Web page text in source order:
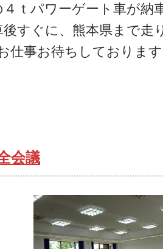
４ｔパワーゲート車が納
後すぐに、熊本県まで
仕事お待ちしておりま
会議